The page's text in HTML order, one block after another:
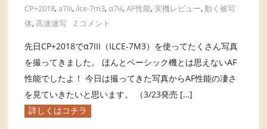
CP+2018,a7iii, ilce-7m3,α7iii,AF性能,実機レビュー,動く被写
体,高速連写 2 コメント
先日CP+2018でα7III（ILCE-7M3）を使ってたくさん写真
を撮ってきました。 ほんとベーシック機とは思えないAF
性能でしたよ！ 今日は撮ってきた写真からAF性能の凄さ
を見ていきたいと思います。 （3/23発売 […]
詳しくはコチラ